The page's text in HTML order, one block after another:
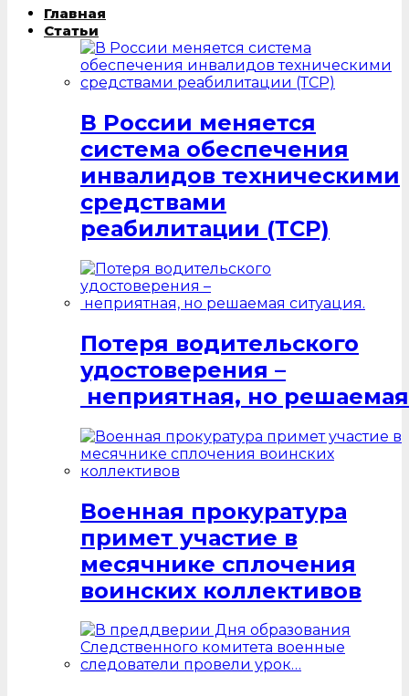
Главная
Статьи
В России меняется
система обеспечения
инвалидов техническими
средствами
реабилитации (ТСР)
Потеря водительского
удостоверения –
неприятная, но
Военная прокуратура
примет участие в
месячнике сплочения
воинских коллективов